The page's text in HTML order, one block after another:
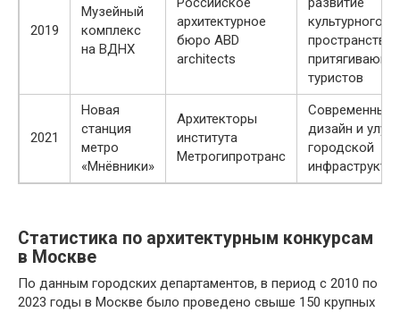
2019
Музейный
комплекс
на ВДНХ
архитектурное
бюро ABD
architects
культурного
пространства,
туристов
2021
Новая
станция
метро
«Мнёвники»
Архитекторы
института
Метрогипротранс
Современный
дизайн и
городской
Статистика по архитектурным конкурсам
в Москве
По данным городских департаментов, в период с 2010 по
2023 годы в Москве было проведено свыше 150 крупных